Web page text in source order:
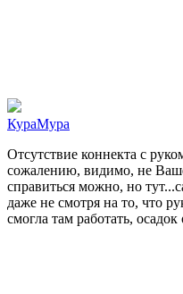
КураМура
Отсутствие коннекта с
сожалению, видимо, не
справиться можно, но
даже не смотря на то, что
смогла там работать,